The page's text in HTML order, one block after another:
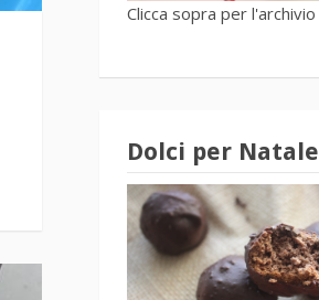
Clicca sopra per l'archivio
Dolci per Natale